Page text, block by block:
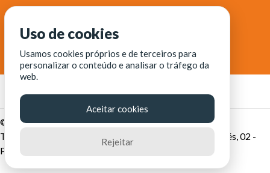
© Fortaleza Digital || CITINOVA - Fundação de Ciência,
Tecnologia e Inovação de Fortaleza - Rua dos Tremembés, 02 -
Praia de Iracema - Fortaleza-CE
Uso de cookies
Usamos cookies próprios e de terceiros para
personalizar o conteúdo e analisar o tráfego da
web.
Aceitar cookies
Rejeitar